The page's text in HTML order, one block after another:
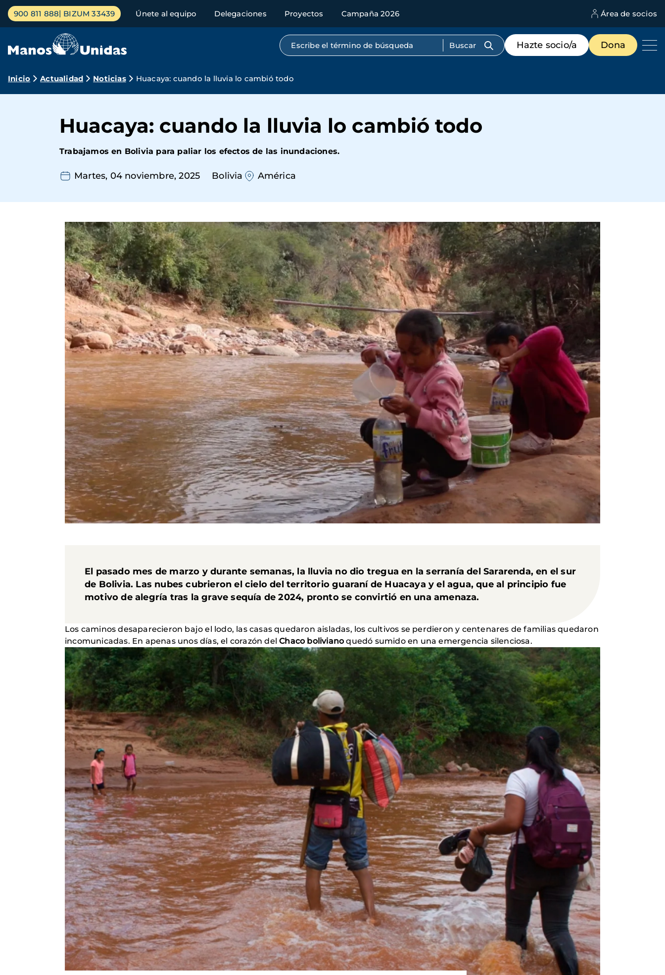
Pasar
contenido
Menú
principal
900 811 888 BIZUM 33439 Únete al equipo Delegaciones Proyectos Campaña 2026 Área de socios
Búsqueda por texto completo
Menú
de
destacados
Hazte socio/a Dona
Ruta
navegación
Inicio Actualidad Noticias Huacaya: cuando la lluvia lo cambió todo
Huacaya: cuando la lluvia lo cambió todo
Trabajamos en Bolivia para paliar los efectos de las inundaciones.
Martes, 04 noviembre, 2025 Bolivia América
El pasado mes de marzo y durante semanas, la lluvia no dio tregua en laserranía del Sararenda, en el sur
de Bolivia. Las nubes cubrieron el cielo del territorio guaraní de Huacaya y el agua, que al principio fue
motivo de alegría tras la grave sequía de 2024, pronto se convirtió en una amenaza.
Los caminos desaparecieron bajo el lodo, las casas quedaron aisladas, los cultivos se perdieron y centenares de familias quedaron
incomunicadas. En apenas unos días, el corazón delChaco bolivianoquedó sumido en una emergencia silenciosa.